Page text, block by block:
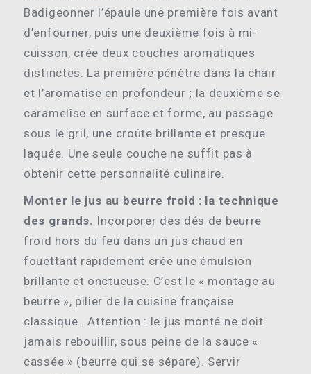
Badigeonner l’épaule une première fois avant
d’enfourner, puis une deuxième fois à mi-
cuisson, crée deux couches aromatiques
distinctes. La première pénètre dans la chair
et l’aromatise en profondeur ; la deuxième se
caramelîse en surface et forme, au passage
sous le gril, une croûte brillante et presque
laquée. Une seule couche ne suffit pas à
obtenir cette personnalité culinaire.
Monter le jus au beurre froid : la technique
des grands. Incorporer des dés de beurre
froid hors du feu dans un jus chaud en
fouettant rapidement crée une émulsion
brillante et onctueuse. C’est le « montage au
beurre », pilier de la cuisine française
classique . Attention : le jus monté ne doit
jamais rebouillir, sous peine de la sauce «
cassée » (beurre qui se sépare). Servir